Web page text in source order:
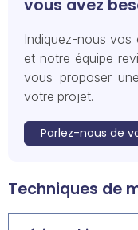
vous avez
Indiquez-nous vos
et notre équipe
vous proposer
votre projet.
Parlez-nous de
Techniques de